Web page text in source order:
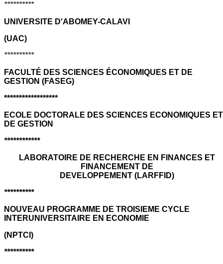
**********
UNIVERSITE D'ABOMEY-CALAVI
(UAC)
**********
FACULTÉ DES SCIENCES ÉCONOMIQUES ET DE
GESTION (FASEG)
******************
ECOLE DOCTORALE DES SCIENCES ECONOMIQUES ET
DE GESTION
************
LABORATOIRE DE RECHERCHE EN FINANCES ET
FINANCEMENT DE
DEVELOPPEMENT (LARFFID)
**********
NOUVEAU PROGRAMME DE TROISIEME CYCLE
INTERUNIVERSITAIRE EN ECONOMIE
(NPTCI)
**********